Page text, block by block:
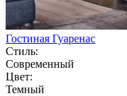
Гостиная Гуаренас
Стиль:
Современный
Цвет:
Темный